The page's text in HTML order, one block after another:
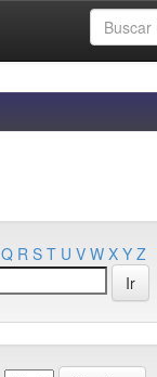
Q R S T U V W X Y Z